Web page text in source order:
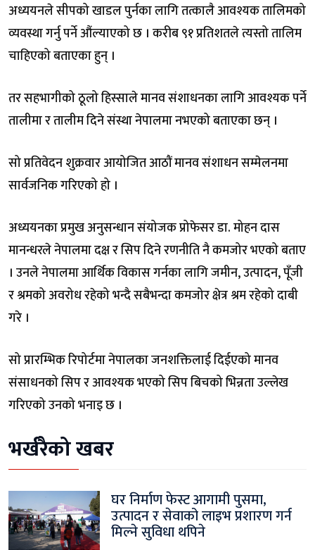
अध्ययनले सीपको खाडल पुर्नका लागि तत्कालै आवश्यक तालिमको
व्यवस्था गर्नु पर्ने औंल्याएको छ । करीब ९१ प्रतिशतले त्यस्तो तालिम
चाहिएको बताएका हुन् ।
तर सहभागीको ठूलो हिस्साले मानव संशाधनका लागि आवश्यक पर्ने
तालीमा र तालीम दिने संस्था नेपालमा नभएको बताएका छन् ।
सो प्रतिवेदन शुक्रवार आयोजित आठौं मानव संशाधन सम्मेलनमा
सार्वजनिक गरिएको हो ।
अध्ययनका प्रमुख अनुसन्धान संयोजक प्रोफेसर डा. मोहन दास
मानन्धरले नेपालमा दक्ष र सिप दिने रणनीति नै कमजोर भएको बताए
। उनले नेपालमा आर्थिक विकास गर्नका लागि जमीन, उत्पादन, पूँजी
र श्रमको अवरोध रहेको भन्दै सबैभन्दा कमजोर क्षेत्र श्रम रहेको दाबी
गरे ।
सो प्रारम्भिक रिपोर्टमा नेपालका जनशक्तिलाई दिईएको मानव
संसाधनको सिप र आवश्यक भएको सिप बिचको भिन्नता उल्लेख
गरिएको उनको भनाइ छ ।
भर्खरैको खबर
घर निर्माण फेस्ट आगामी पुसमा,
उत्पादन र सेवाको लाइभ प्रशारण गर्न
मिल्ने सुविधा थपिने